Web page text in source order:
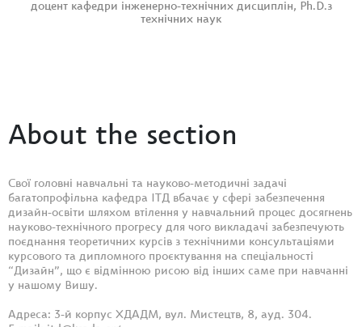
доцент кафедри інженерно-технічних дисциплін, Ph.D.з
технічних наук
About the section
Свої головні навчальні та науково-методичні задачі
багатопрофільна кафедра ІТД вбачає у сфері забезпечення
дизайн-освіти шляхом втілення у навчальний процес досягнень
науково-технічного прогресу для чого викладачі забезпечують
поєднання теоретичних курсів з технічними консультаціями
курсового та дипломного проєктування на спеціальності
“Дизайн”, що є відмінною рисою від інших саме при навчанні
у нашому Вишу.
Адреса: 3-й корпус ХДАДМ, вул. Мистецтв, 8, ауд. 304.